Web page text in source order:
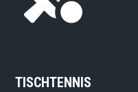
TISCHTENNIS